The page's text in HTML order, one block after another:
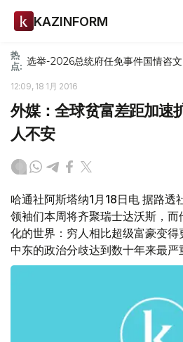
KAZINFORM
热
点: 选举-2026总统府任免事件国情咨文
12:09, 18 1月 2016
外媒：全球贫富差距加速
人不安
哈通社阿斯塔纳1月18日电 据路透
领袖们本周将齐聚瑞士达沃斯，
化的世界：穷人相比超级富豪变
中东的政治分歧达到数十年来最严